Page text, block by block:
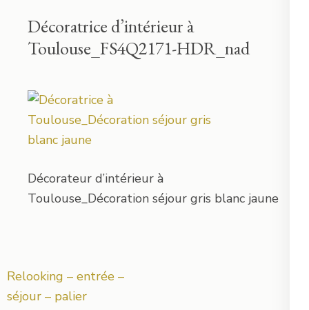
Décoratrice d’intérieur à
Toulouse_FS4Q2171-HDR_nad
Décorateur d’intérieur à
Toulouse_Décoration séjour gris blanc jaune
Navigation
de
Relooking – entrée –
séjour – palier